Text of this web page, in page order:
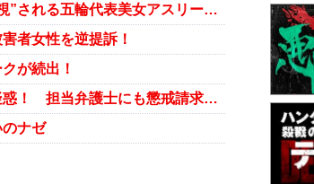
「父親は準強制わいせつ罪で塀の中！」“タブー視”される五輪代表美女アスリートのスキャンダル
者女性を逆提訴！
が続出！
スクープ！ 野村総研の経営陣に強制わいせつ疑惑！ 担当弁護士にも懲戒請求が出されるドタバタ劇
ナゼ